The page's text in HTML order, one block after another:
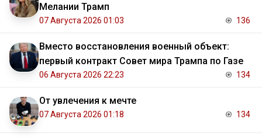
Мелании Трамп
07 Августа 2026 01:03 136
Вместо восстановления военный объект:
первый контракт Совет мира Трампа по Газе
06 Августа 2026 22:23 134
От увлечения к мечте
07 Августа 2026 01:18 134